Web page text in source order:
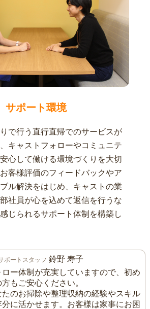
サポート環境
で行う直行直帰でのサービスが
キャストフォローやコミュニテ
心して働ける環境づくりを大切
客様評価のフィードバックやア
ル解決をはじめ、キャストの業
社員が心を込めて返信を行うな
じられるサポート体制を構築し
ポートスタッフ 鈴野 寿子
ロー体制が充実していますので、初め
もご安心ください。
たのお掃除や整理収納の経験やスキル
分に活かせます。お客様は家事にお困